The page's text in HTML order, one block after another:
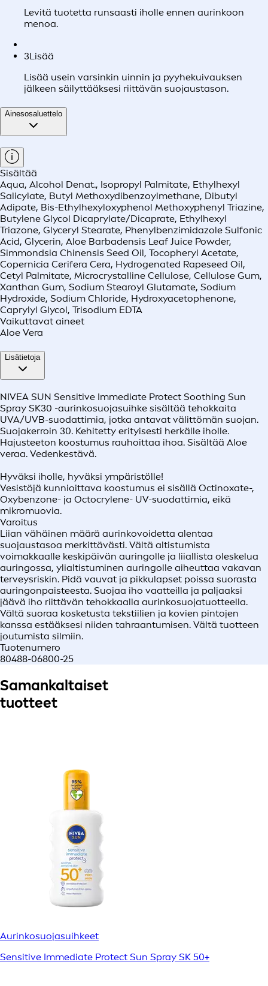
Levitä tuotetta runsaasti iholle ennen aurinkoon
menoa.
3Lisää
Lisää usein varsinkin uinnin ja pyyhekuivauksen
jälkeen säilyttääksesi riittävän suojaustason.
Ainesosaluettelo
Sisältää
Aqua, Alcohol Denat., Isopropyl Palmitate, Ethylhexyl
Salicylate, Butyl Methoxydibenzoylmethane, Dibutyl
Adipate, Bis-Ethylhexyloxyphenol Methoxyphenyl Triazine,
Butylene Glycol Dicaprylate/Dicaprate, Ethylhexyl
Triazone, Glyceryl Stearate, Phenylbenzimidazole Sulfonic
Acid, Glycerin, Aloe Barbadensis Leaf Juice Powder,
Simmondsia Chinensis Seed Oil, Tocopheryl Acetate,
Copernicia Cerifera Cera, Hydrogenated Rapeseed Oil,
Cetyl Palmitate, Microcrystalline Cellulose, Cellulose Gum,
Xanthan Gum, Sodium Stearoyl Glutamate, Sodium
Hydroxide, Sodium Chloride, Hydroxyacetophenone,
Caprylyl Glycol, Trisodium EDTA
Vaikuttavat aineet
Aloe Vera
Lisätietoja
NIVEA SUN Sensitive Immediate Protect Soothing Sun
Spray SK30 -aurinkosuojasuihke sisältää tehokkaita
UVA/UVB-suodattimia, jotka antavat välittömän suojan.
Suojakerroin 30. Kehitetty erityisesti herkälle iholle.
Hajusteeton koostumus rauhoittaa ihoa. Sisältää Aloe
veraa. Vedenkestävä.
Hyväksi iholle, hyväksi ympäristölle!
Vesistöjä kunnioittava koostumus ei sisällä Octinoxate-,
Oxybenzone- ja Octocrylene- UV-suodattimia, eikä
mikromuovia.
Varoitus
Liian vähäinen määrä aurinkovoidetta alentaa
suojaustasoa merkittävästi. Vältä altistumista
voimakkaalle keskipäivän auringolle ja liiallista oleskelua
auringossa, ylialtistuminen auringolle aiheuttaa vakavan
terveysriskin. Pidä vauvat ja pikkulapset poissa suorasta
auringonpaisteesta. Suojaa iho vaatteilla ja paljaaksi
jäävä iho riittävän tehokkaalla aurinkosuojatuotteella.
Vältä suoraa kosketusta tekstiilien ja kovien pintojen
kanssa estääksesi niiden tahraantumisen. Vältä tuotteen
joutumista silmiin.
Tuotenumero
80488-06800-25
Samankaltaiset
tuotteet
Aurinkosuojasuihkeet
Sensitive Immediate Protect Sun Spray SK 50+